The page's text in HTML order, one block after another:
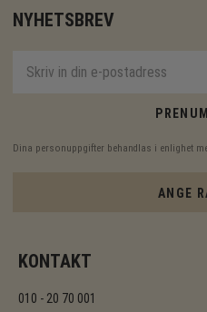
NYHETSBREV
Dina personuppgifter behandlas i enlighet
ANGE
KONTAKT
010 - 20 70 001